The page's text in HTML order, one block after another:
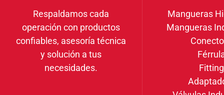
Respaldamos cada
operación con productos
confiables, asesoría técnica
y solución a tus
necesidades.
Mangueras
Mangueras